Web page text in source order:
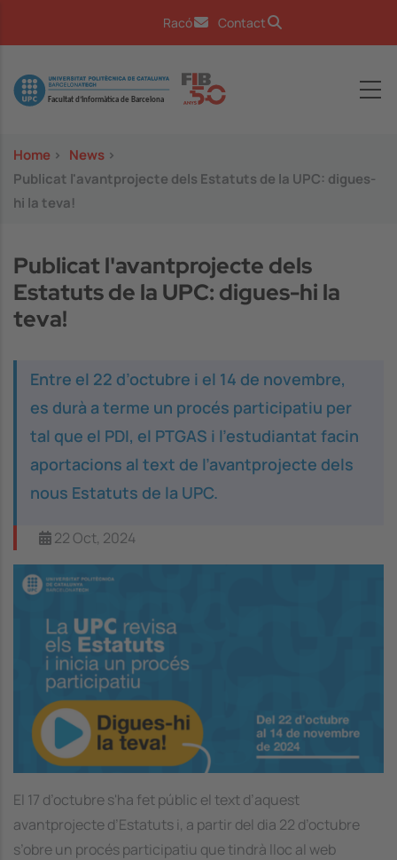
Racó Contact
Image
Home > News >
Publicat l'avantprojecte dels Estatuts de la UPC: digues-
hi la teva!
Publicat l'avantprojecte dels
Estatuts de la UPC: digues-hi la
teva!
Entre el 22 d’octubre i el 14 de novembre,
es durà a terme un procés participatiu per
tal que el PDI, el PTGAS i l’estudiantat facin
aportacions al text de l’avantprojecte dels
nous Estatuts de la UPC.
22 Oct, 2024
Image
El 17 d’octubre s'ha fet públic el text d’aquest
avantprojecte d’Estatuts i, a partir del dia 22 d’octubre
s’obre un procés participatiu que tindrà lloc al web